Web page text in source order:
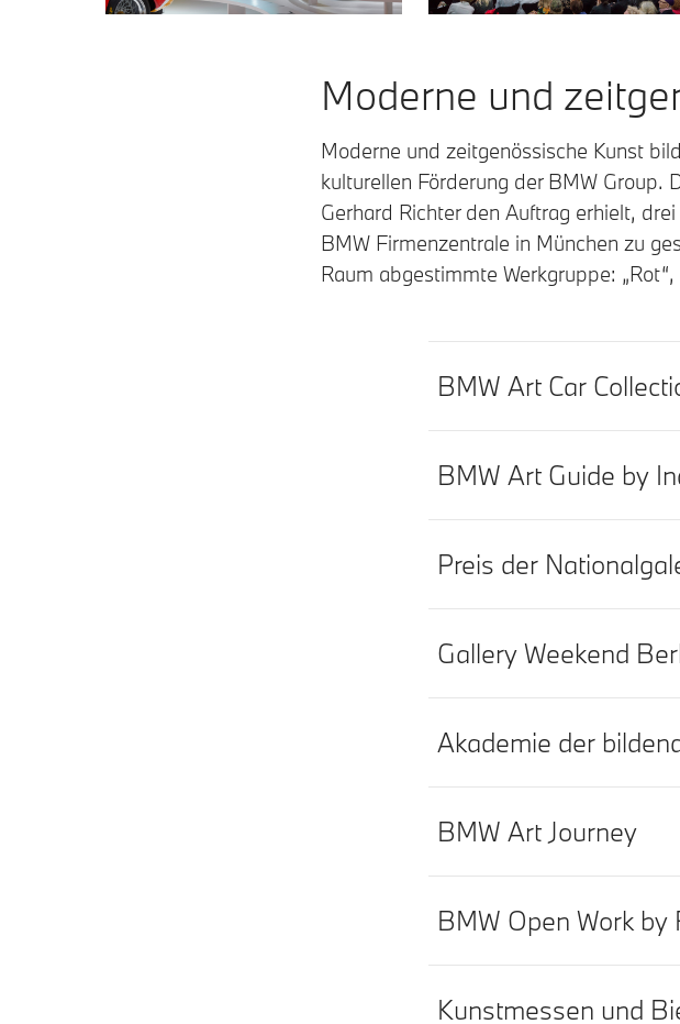
Moderne und
Moderne und zeitgenössische Kunst
kulturellen Förderung der BMW Group.
Gerhard Richter den Auftrag erhielt,
BMW Firmenzentrale in München zu
Raum abgestimmte Werkgruppe: „Rot“,
BMW Art Car
BMW Art Guide by
Preis der
Gallery Weekend
Akademie der
BMW Art Journey
BMW Open Work by
Kunstmessen und